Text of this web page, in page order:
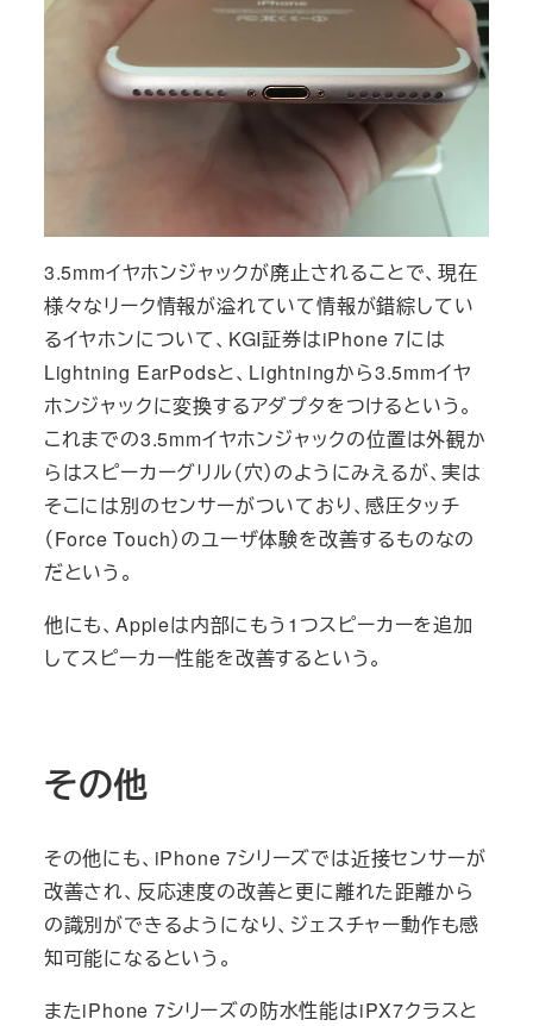
3.5mmイヤホンジャックが廃止されることで、現在
様々なリーク情報が溢れていて情報が錯綜してい
るイヤホンについて、KGI証券はiPhone 7には
Lightning EarPodsと、Lightningから3.5mmイヤ
ホンジャックに変換するアダプタをつけるという。
これまでの3.5mmイヤホンジャックの位置は外観か
らはスピーカーグリル（穴）のようにみえるが、実は
そこには別のセンサーがついており、感圧タッチ
（Force Touch）のユーザ体験を改善するものなの
だという。
他にも、Appleは内部にもう1つスピーカーを追加
してスピーカー性能を改善するという。
その他
その他にも、iPhone 7シリーズでは近接センサーが
改善され、反応速度の改善と更に離れた距離から
の識別ができるようになり、ジェスチャー動作も感
知可能になるという。
またiPhone 7シリーズの防水性能はiPX7クラスと